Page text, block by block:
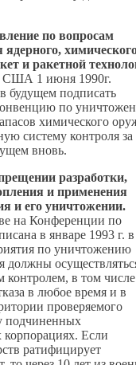
по вопросам
ядерного,
и ракетной
1 июня 1990г.
будущем подписать
по
химического
систему контроля за
вновь.
разработки,
и применения
и его уничтожении.
на Конференции по
в январе 1993 г. в
по уничтожению
должны
в том
в любое время и в
проверяемого
подчиненных
Если
ратифицирует